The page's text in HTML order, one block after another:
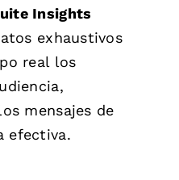
Insights
exhaustivos
real los
mensajes de
efectiva.